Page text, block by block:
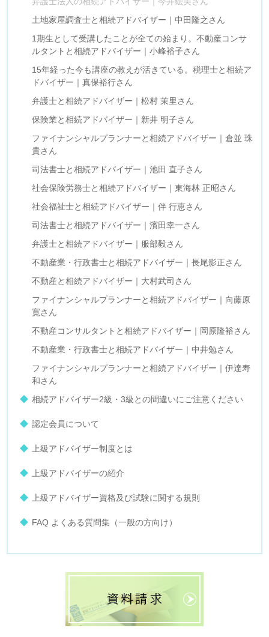
土地家屋調査士と相続アドバイザー｜中田隆之さん
1期生として受講したことが全ての始まり。不動産コンサ
ルタントと相続アドバイザー｜小峰裕子さん
15年経った今も講座の教えが活きている。税理士と相続ア
ドバイザー｜真保裕行さん
弁護士と相続アドバイザー｜松村 茉里さん
保険業と相続アドバイザー｜新井 明子さん
ファイナンシャルプランナーと相続アドバイザー｜倉並 珠
貴さん
司法書士と相続アドバイザー｜池田 直子さん
社会保険労務士と相続アドバイザー｜東海林 正昭さん
社会福祉士と相続アドバイザー｜伴 行恵さん
司法書士と相続アドバイザー｜濱田幸一さん
弁護士と相続アドバイザー｜服部毅さん
不動産業・行政書士と相続アドバイザー｜長尾影正さん
不動産と相続アドバイザー｜大村武司さん
ファイナンシャルプランナーと相続アドバイザー｜向藤原
寛さん
不動産コンサルタントと相続アドバイザー｜岡原隆裕さん
不動産業・行政書士と相続アドバイザー｜中井勉さん
ファイナンシャルプランナーと相続アドバイザー｜伊達寿
和さん
相続アドバイザー2級・3級との間違いにご注意ください
認定会員について
上級アドバイザー制度とは
上級アドバイザーの紹介
上級アドバイザー資格及び試験に関する規則
FAQ よくある質問集（一般の方向け）